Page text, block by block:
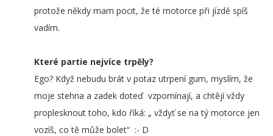
protože někdy mam pocit, že té motorce při jízdě spíš
vadím.
Které partie nejvíce trpěly?
Ego? Když nebudu brát v potaz utrpení gum, myslím, že
moje stehna a zadek doteď vzpomínají, a chtějí vždy
proplesknout toho, kdo říká: „ vždyť se na tý motorce jen
vozíš, co tě může bolet“ :- D